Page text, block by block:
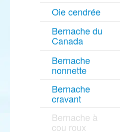
Oie cendrée
Bernache du
Canada
Bernache
nonnette
Bernache
cravant
Bernache à
cou roux